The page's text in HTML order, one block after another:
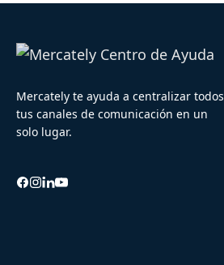
Mercately te ayuda a centralizar todos
tus canales de comunicación en un
solo lugar.